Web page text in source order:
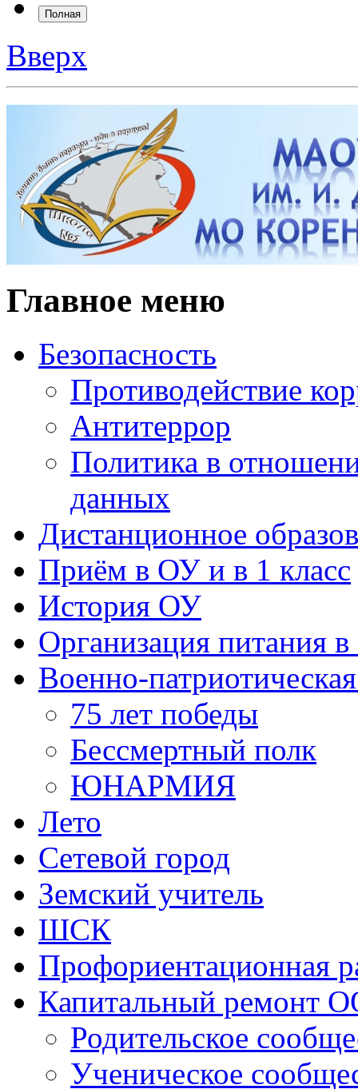
Полная
Вверх
Главное меню
Безопасность
Противодействие
Антитеррор
Политика в
данных
Дистанционное
Приём в ОУ и в 1 класс
История ОУ
Организация питания
Военно-
75 лет победы
Бессмертный полк
ЮНАРМИЯ
Лето
Сетевой город
Земский учитель
ШСК
Профориентационная
Капитальный ремонт
Родительское
Ученическое